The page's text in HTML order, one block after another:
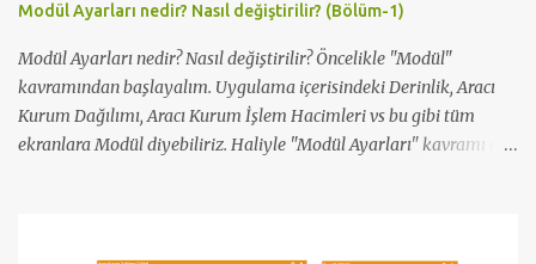
Modül Ayarları nedir? Nasıl değiştirilir? (Bölüm-1)
Modül Ayarları nedir? Nasıl değiştirilir? Öncelikle "Modül"
kavramından başlayalım. Uygulama içerisindeki Derinlik, Aracı
Kurum Dağılımı, Aracı Kurum İşlem Hacimleri vs bu gibi tüm
ekranlara Modül diyebiliriz. Haliyle "Modül Ayarları" kavramı da